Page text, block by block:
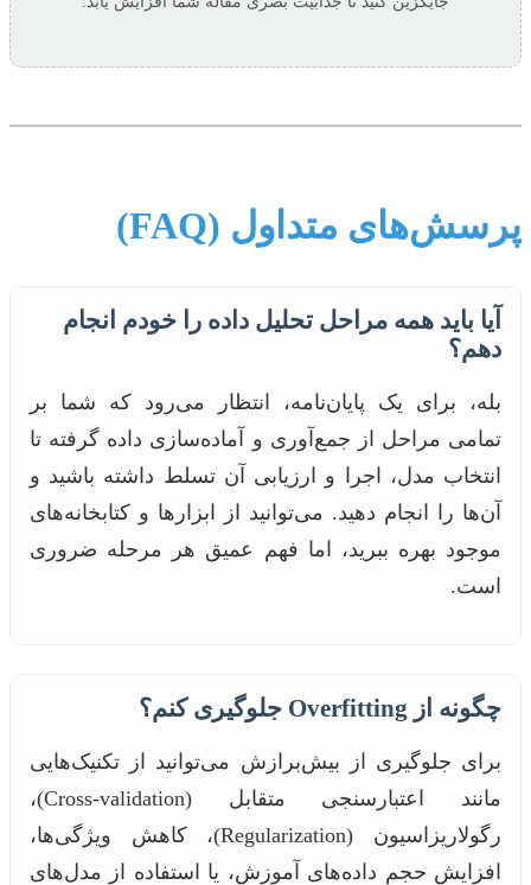
پرسش‌های متداول (FAQ)
آیا باید همه مراحل تحلیل داده را خودم انجام
دهم؟
بله، برای یک پایان‌نامه، انتظار می‌رود که شما بر
تمامی مراحل از جمع‌آوری و آماده‌سازی داده گرفته تا
انتخاب مدل، اجرا و ارزیابی آن تسلط داشته باشید و
آن‌ها را انجام دهید. می‌توانید از ابزارها و کتابخانه‌های
موجود بهره ببرید، اما فهم عمیق هر مرحله ضروری
است.
چگونه از Overfitting جلوگیری کنم؟
برای جلوگیری از بیش‌برازش می‌توانید از تکنیک‌هایی
مانند اعتبارسنجی متقابل (Cross-validation)،
رگولاریزاسیون (Regularization)، کاهش ویژگی‌ها،
افزایش حجم داده‌های آموزش، یا استفاده از مدل‌های